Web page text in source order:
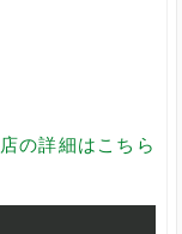
の詳細はこちら